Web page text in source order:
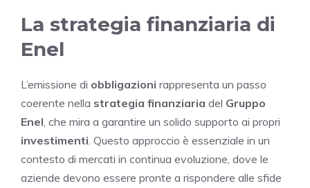
La strategia finanziaria di
Enel
L’emissione di obbligazioni rappresenta un passo
coerente nella strategia finanziaria del Gruppo
Enel , che mira a garantire un solido supporto ai propri
investimenti . Questo approccio è essenziale in un
contesto di mercati in continua evoluzione, dove le
aziende devono essere pronte a rispondere alle sfide